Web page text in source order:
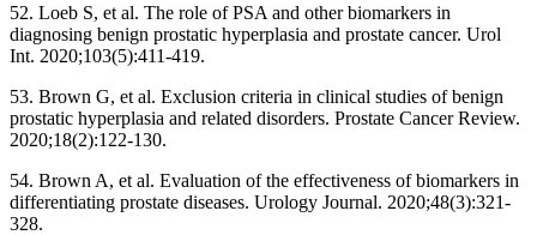
52. Loeb S, et al. The role of PSA and other biomarkers in
diagnosing benign prostatic hyperplasia and prostate cancer. Urol
Int. 2020;103(5):411-419.
53. Brown G, et al. Exclusion criteria in clinical studies of benign
prostatic hyperplasia and related disorders. Prostate Cancer Review.
2020;18(2):122-130.
54. Brown A, et al. Evaluation of the effectiveness of biomarkers in
differentiating prostate diseases. Urology Journal. 2020;48(3):321-
328.